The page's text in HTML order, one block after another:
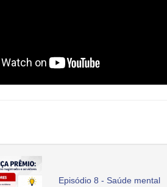
Episódio 8 - Saúde mental